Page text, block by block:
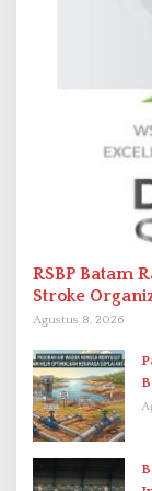
RSBP Batam
Stroke
Berstandar
Agustus 8, 2026